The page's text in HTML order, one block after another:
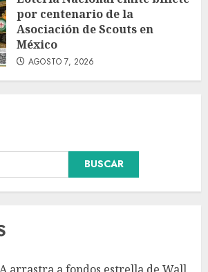
por centenario de la
Asociación de Scouts en
México
AGOSTO 7, 2026
BUSCAR
Fallece Carlos Garfias Merlos,
arzobispo emérito de Morelia,